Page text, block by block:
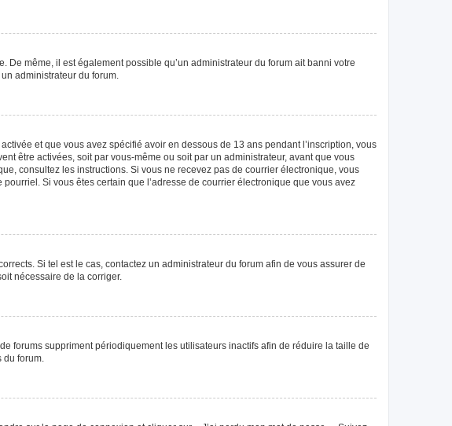
De même, il est également possible qu’un administrateur du forum ait banni votre
administrateur du forum.
et que vous avez spécifié avoir en dessous de 13 ans pendant l’inscription, vous
être activées, soit par vous-même ou soit par un administrateur, avant que vous
consultez les instructions. Si vous ne recevez pas de courrier électronique, vous
Si vous êtes certain que l’adresse de courrier électronique que vous avez
Si tel est le cas, contactez un administrateur du forum afin de vous assurer de
nécessaire de la corriger.
forums suppriment périodiquement les utilisateurs inactifs afin de réduire la taille de
forum.